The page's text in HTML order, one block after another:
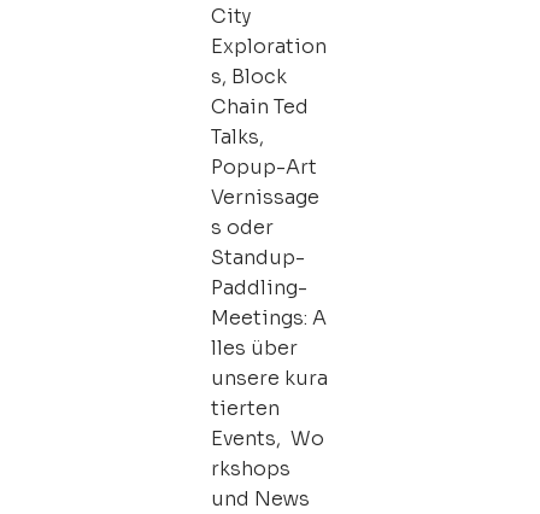
City
Exploration
s, Block
Chain Ted
Talks,
Popup-Art
Vernissage
s oder
Standup-
Paddling-
Meetings: A
lles über
unsere kura
tierten
Events, Wo
rkshops
und News